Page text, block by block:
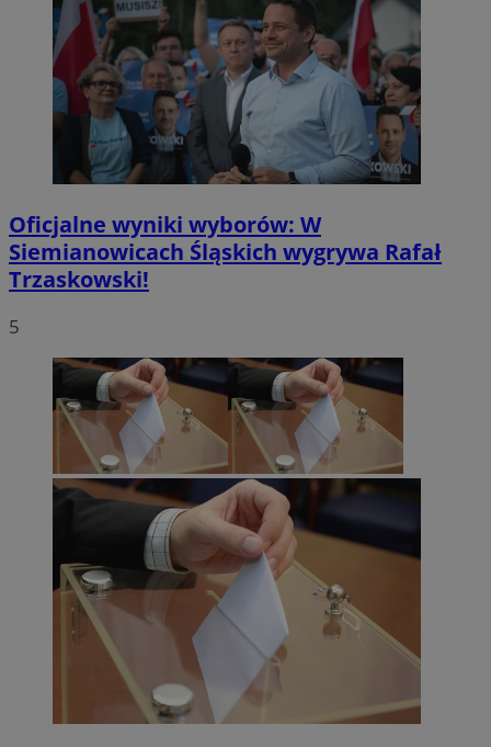
Oficjalne wyniki wyborów: W
Siemianowicach Śląskich wygrywa Rafał
Trzaskowski!
5